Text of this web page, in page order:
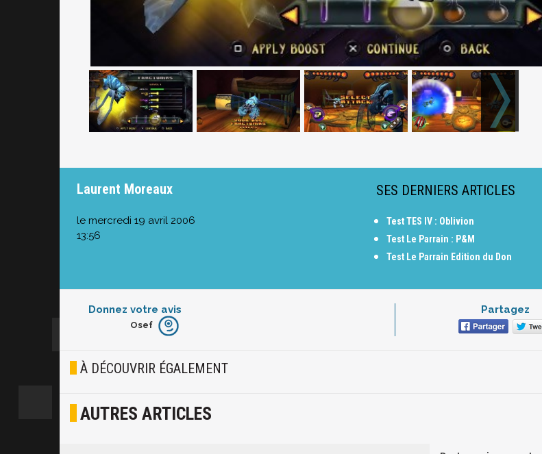
Laurent Moreaux
le mercredi 19 avril 2006
13:56
SES DERNIERS ARTICLES
Test TES IV : Oblivion
Test Le Parrain : P&M
Test Le Parrain Edition du Don
Donnez votre avis
Furieux
Joyeux
Osef
Partagez
À DÉCOUVRIR ÉGALEMENT
AUTRES ARTICLES